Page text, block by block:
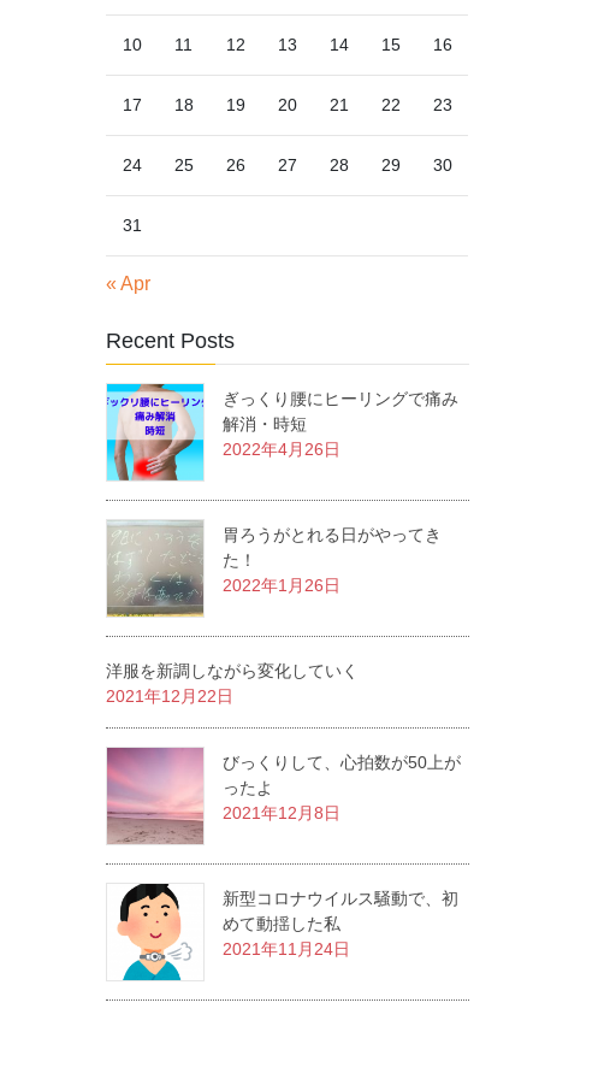
10 11 12 13 14 15 16
17 18 19 20 21 22 23
24 25 26 27 28 29 30
31
« Apr
Recent Posts
ぎっくり腰にヒーリングで痛み
解消・時短
2022年4月26日
胃ろうがとれる日がやってき
た！
2022年1月26日
洋服を新調しながら変化していく
2021年12月22日
びっくりして、心拍数が50上が
ったよ
2021年12月8日
新型コロナウイルス騒動で、初
めて動揺した私
2021年11月24日